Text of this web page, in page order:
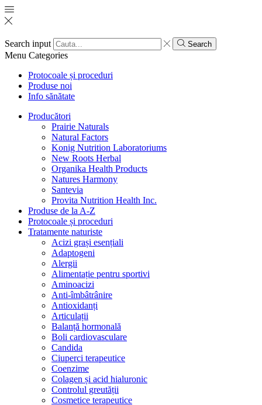
Search input Search
Menu Categories
Protocoale și proceduri
Produse noi
Info sănătate
Producători
Prairie Naturals
Natural Factors
Konig Nutrition Laboratoriums
New Roots Herbal
Organika Health Products
Natures Harmony
Santevia
Provita Nutrition Health Inc.
Produse de la A-Z
Protocoale și proceduri
Tratamente naturiste
Acizi grași esențiali
Adaptogeni
Alergii
Alimentație pentru sportivi
Aminoacizi
Anti-îmbâtrânire
Antioxidanți
Articulații
Balanță hormonală
Boli cardiovasculare
Candida
Ciuperci terapeutice
Coenzime
Colagen și acid hialuronic
Controlul greutății
Cosmetice terapeutice